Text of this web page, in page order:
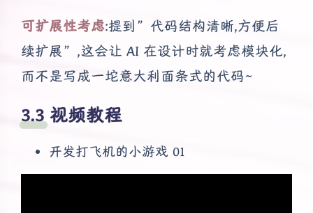
可扩展性考虑:提到”代码结构清晰,方便后
续扩展”,这会让 AI 在设计时就考虑模块化,
而不是写成一坨意大利面条式的代码~
视频教程
开发打飞机的小游戏 01